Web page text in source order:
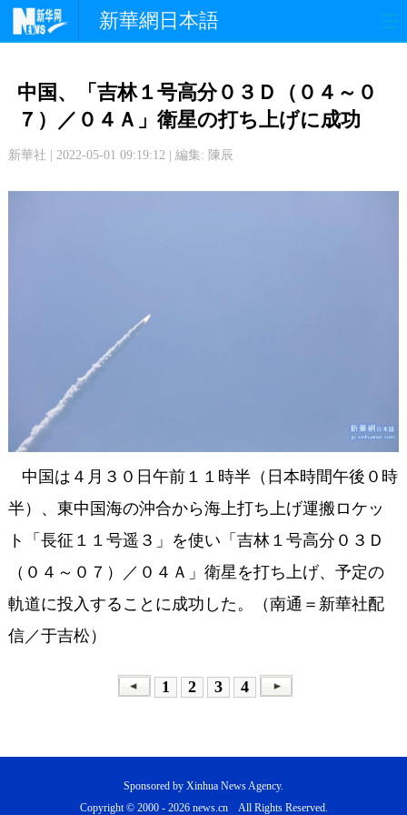
新華網日本語
文 化 観 光 スポーツ
中日交流 国 際
中国、「吉林１号高分０３Ｄ（０４～０
７）／０４Ａ」衛星の打ち上げに成功
新華社 | 2022-05-01 09:19:12 | 編集: 陳辰
中国は４月３０日午前１１時半（日本時間午後０時
半）、東中国海の沖合から海上打ち上げ運搬ロケッ
ト「長征１１号遥３」を使い「吉林１号高分０３Ｄ
（０４～０７）／０４Ａ」衛星を打ち上げ、予定の
軌道に投入することに成功した。（南通＝新華社配
信／于吉松）
1 2 3 4
Sponsored by Xinhua News Agency.
Copyright © 2000 - 2026 news.cn All Rights Reserved.